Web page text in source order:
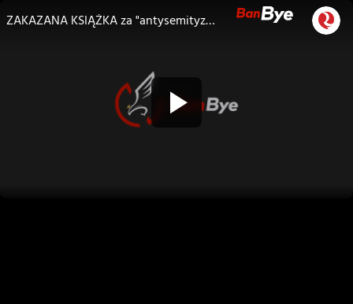
ZAKAZANA KSIĄŻKA za "antysemityzm"? Totalna cenzura internetu! Przemysław Holocher